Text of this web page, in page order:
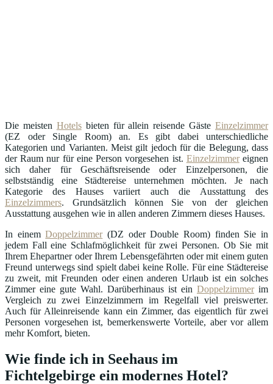
Die meisten Hotelsbieten für allein reisende Gäste Einzelzimmer
(EZ oder Single Room) an. Es gibt dabei unterschiedliche
Kategorien und Varianten. Meist gilt jedoch für die Belegung, dass
der Raum nur für eine Person vorgesehen ist. Einzelzimmereignen
sich daher für Geschäftsreisende oder Einzelpersonen, die
selbstständig eine Städtereise unternehmen möchten. Je nach
Kategorie des Hauses variiert auch die Ausstattung des
Einzelzimmers. Grundsätzlich können Sie von der gleichen
Ausstattung ausgehen wie in allen anderen Zimmern dieses Hauses.
In einemDoppelzimmer(DZ oder Double Room) finden Sie in
jedem Fall eine Schlafmöglichkeit für zwei Personen. Ob Sie mit
Ihrem Ehepartner oder Ihrem Lebensgefährten oder mit einem guten
Freund unterwegs sind spielt dabei keine Rolle. Für eine Städtereise
zu zweit, mit Freunden oder einen anderen Urlaub ist ein solches
Zimmer eine gute Wahl. Darüberhinaus ist ein Doppelzimmerim
Vergleich zu zwei Einzelzimmern im Regelfall viel preiswerter.
Auch für Alleinreisende kann ein Zimmer, das eigentlich für zwei
Personen vorgesehen ist, bemerkenswerte Vorteile, aber vor allem
mehr Komfort, bieten.
Wie finde ich in Seehaus im
Fichtelgebirge ein modernes Hotel?